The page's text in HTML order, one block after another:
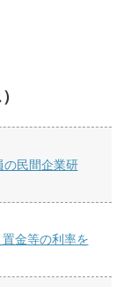
の民間企業研
金等の利率を